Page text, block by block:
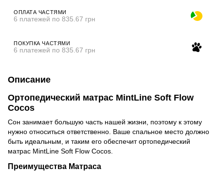
ОПЛАТА ЧАСТЯМИ
6 платежей по 835.67 грн
ПОКУПКА ЧАСТЯМИ
6 платежей по 835.67 грн
Описание
Ортопедический матрас MintLine Soft Flow
Cocos
Сон занимает большую часть нашей жизни, поэтому к этому
нужно относиться ответственно. Ваше спальное место должно
быть идеальным, и таким его обеспечит ортопедический
матрас MintLine Soft Flow Cocos.
Преимущества Матраса